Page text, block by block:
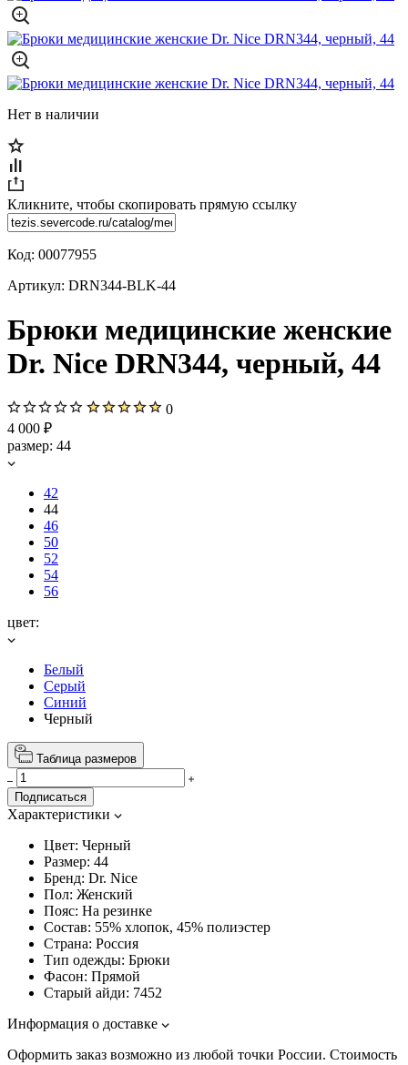
Нет в наличии
Кликните, чтобы скопировать прямую ссылку
Код: 00077955
Артикул: DRN344-BLK-44
Брюки медицинские женские
Dr. Nice DRN344, черный, 44
0
4 000 ₽
размер: 44
42
44
46
50
52
54
56
цвет:
Белый
Серый
Синий
Черный
Таблица размеров
Подписаться
Характеристики
Цвет: Черный
Размер: 44
Бренд: Dr. Nice
Пол: Женский
Пояс: На резинке
Состав: 55% хлопок, 45% полиэстер
Страна: Россия
Тип одежды: Брюки
Фасон: Прямой
Старый айди: 7452
Информация о доставке
Оформить заказ возможно из любой точки России. Стоимость